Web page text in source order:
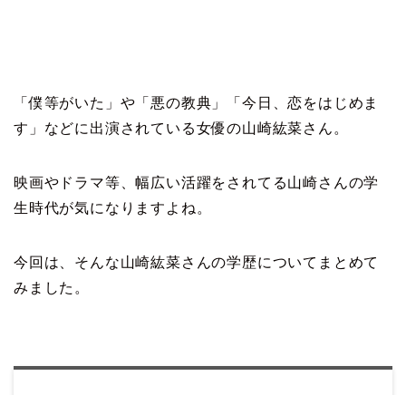
「僕等がいた」や「悪の教典」「今日、恋をはじめま
す」などに出演されている女優の山崎紘菜さん。
映画やドラマ等、幅広い活躍をされてる山崎さんの学
生時代が気になりますよね。
今回は、そんな山崎紘菜さんの学歴についてまとめて
みました。